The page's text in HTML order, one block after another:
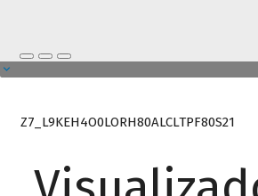
Z7_L9KEH4O0LORH80ALCLTPF80S21